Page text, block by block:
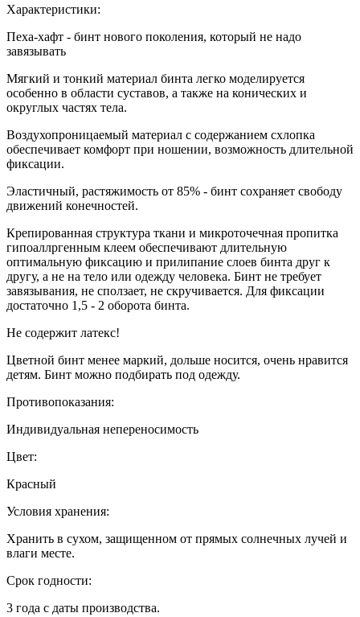
Характеристики:
Пеха-хафт - бинт нового поколения, который не надо
завязывать
Мягкий и тонкий материал бинта легко моделируется
особенно в области суставов, а также на конических и
округлых частях тела.
Воздухопроницаемый материал с содержанием схлопка
обеспечивает комфорт при ношении, возможность длительной
фиксации.
Эластичный, растяжимость от 85% - бинт сохраняет свободу
движений конечностей.
Крепированная структура ткани и микроточечная пропитка
гипоаллргенным клеем обеспечивают длительную
оптимальную фиксацию и прилипание слоев бинта друг к
другу, а не на тело или одежду человека. Бинт не требует
завязывания, не сползает, не скручивается. Для фиксации
достаточно 1,5 - 2 оборота бинта.
Не содержит латекс!
Цветной бинт менее маркий, дольше носится, очень нравится
детям. Бинт можно подбирать под одежду.
Противопоказания:
Индивидуальная непереносимость
Цвет:
Красный
Условия хранения:
Хранить в сухом, защищенном от прямых солнечных лучей и
влаги месте.
Срок годности:
3 года с даты производства.